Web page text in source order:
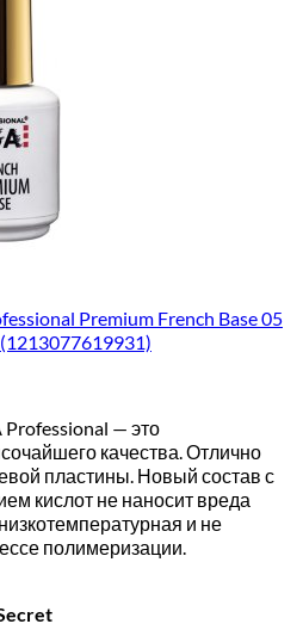
Premium French Base 05
Professional — это
качества. Отлично
пластины. Новый состав с
кислот не наносит вреда
и не
полимеризации.